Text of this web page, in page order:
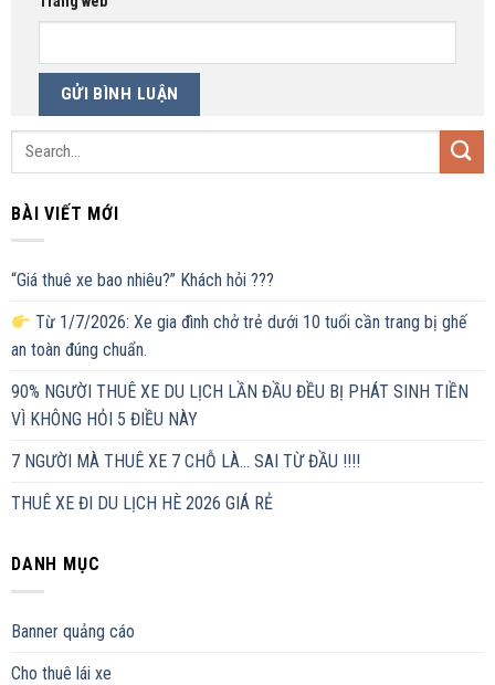
BÀI VIẾT MỚI
“Giá thuê xe bao nhiêu?” Khách hỏi ???
Từ 1/7/2026: Xe gia đình chở trẻ dưới 10 tuổi cần trang bị ghế
an toàn đúng chuẩn.
90% NGƯỜI THUÊ XE DU LỊCH LẦN ĐẦU ĐỀU BỊ PHÁT SINH TIỀN
VÌ KHÔNG HỎI 5 ĐIỀU NÀY
7 NGƯỜI MÀ THUÊ XE 7 CHỖ LÀ… SAI TỪ ĐẦU !!!!
THUÊ XE ĐI DU LỊCH HÈ 2026 GIÁ RẺ
DANH MỤC
Banner quảng cáo
Cho thuê lái xe